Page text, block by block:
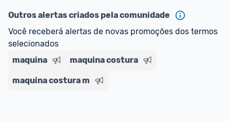
Outros alertas criados pela comunidade
Você receberá alertas de novas promoções dos termos
selecionados
maquina
maquina costura
maquina costura m